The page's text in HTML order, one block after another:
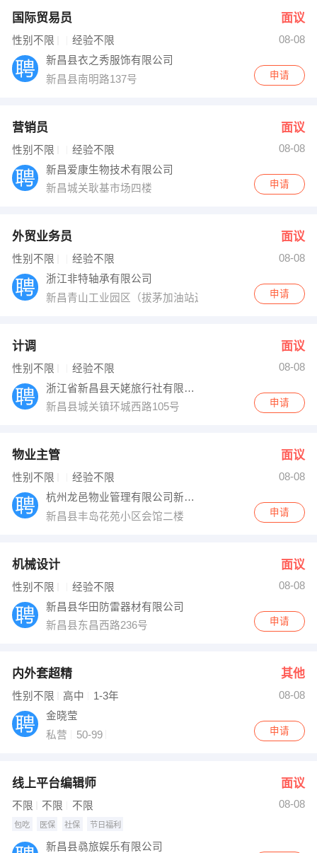
国际贸易员 面议
性别不限 经验不限
08-08
新昌县衣之秀服饰有限公司
新昌县南明路137号
申请
营销员 面议
性别不限 经验不限
08-08
新昌爱康生物技术有限公司
新昌城关耿基市场四楼
申请
外贸业务员 面议
性别不限 经验不限
08-08
浙江非特轴承有限公司
新昌青山工业园区（拔茅加油站边）
申请
计调 面议
性别不限 经验不限
08-08
浙江省新昌县天姥旅行社有限公司
新昌县城关镇环城西路105号
申请
物业主管 面议
性别不限 经验不限
08-08
杭州龙邑物业管理有限公司新昌分公司
新昌县丰岛花苑小区会馆二楼
申请
机械设计 面议
性别不限 经验不限
08-08
新昌县华田防雷器材有限公司
新昌县东昌西路236号
申请
内外套超精 其他
性别不限 高中 1-3年
08-08
金晓莹
私营
50-99 申请
线上平台编辑师 面议
不限 不限 不限 08-08
包吃 医保 社保 节日福利
新昌县骉旅娱乐有限公司